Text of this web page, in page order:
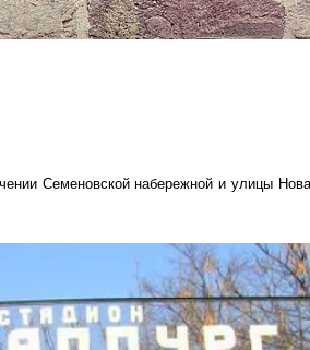
Семеновской набережной и улицы